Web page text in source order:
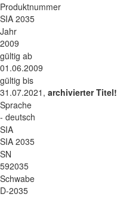
Produktnummer
SIA 2035
Jahr
2009
gültig ab
01.06.2009
gültig bis
31.07.2021, archivierter Titel!
Sprache
- deutsch
SIA
SIA 2035
SN
592035
Schwabe
D-2035